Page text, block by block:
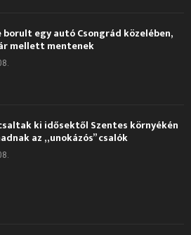
egy autó Csongrád közelében,
mellett mentenek
ki idősektől Szentes környékén
az „unokázós” csalók